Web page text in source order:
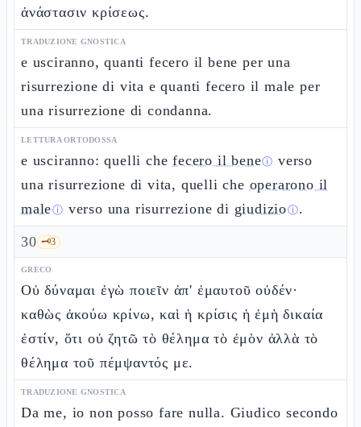
ἀνάστασιν κρίσεως.
TRADUZIONE GNOSTICA
e usciranno, quanti fecero il bene per una
risurrezione di vita e quanti fecero il male per
una risurrezione di condanna.
LETTURA ORTODOSSA
e usciranno: quelli chefecero il beneⓘ verso
una risurrezione di vita, quelli che operarono il
maleⓘ verso una risurrezione di giudizioⓘ.
30 🗝️3
GRECO
Οὐ δύναμαι ἐγὼ ποιεῖν ἀπ' ἐμαυτοῦ οὐδέν·
καθὼς ἀκούω κρίνω, καὶ ἡ κρίσις ἡ ἐμὴ δικαία
ἐστίν, ὅτι οὐ ζητῶ τὸ θέλημα τὸ ἐμὸν ἀλλὰ τὸ
θέλημα τοῦ πέμψαντός με.
TRADUZIONE GNOSTICA
Da me, io non posso fare nulla. Giudico secondo